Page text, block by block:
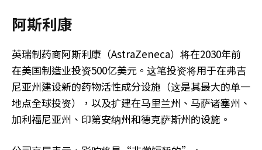
阿斯利康
英瑞制药商阿斯利康（AstraZeneca）将在2030年前
在美国制造业投资500亿美元。这笔投资将用于在弗吉
尼亚州建设新的药物活性成分设施（这是其最大的单一
地点全球投资），以及扩建在马里兰州、马萨诸塞州、
加利福尼亚州、印第安纳州和德克萨斯州的设施。